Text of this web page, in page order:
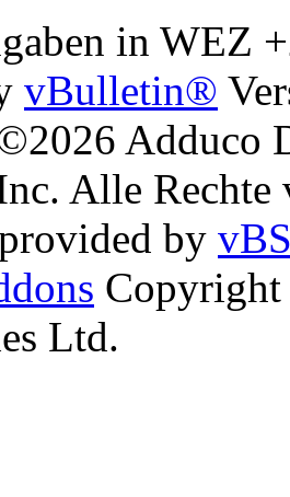
in WEZ
vBulletin®
Adduco
Alle Rechte
by
Ltd.